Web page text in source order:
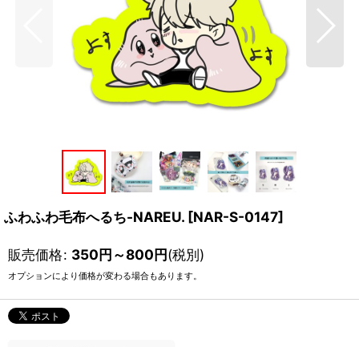
ふわふわ毛布へるち-NAREU. [NAR-S-0147]
販売価格: 350円～800円(税別)
オプションにより価格が変わる場合もあります。